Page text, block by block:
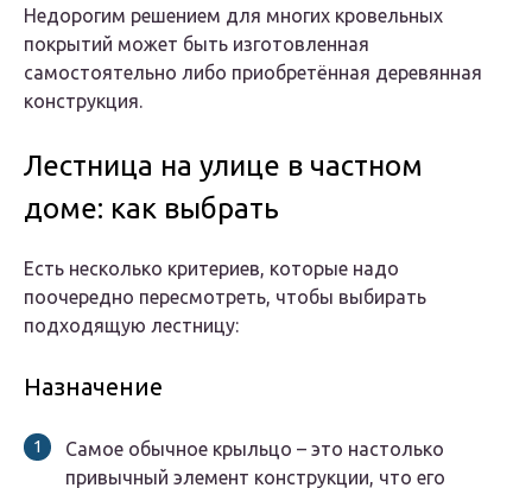
Недорогим решением для многих кровельных
покрытий может быть изготовленная
самостоятельно либо приобретённая деревянная
конструкция.
Лестница на улице в частном
доме: как выбрать
Есть несколько критериев, которые надо
поочередно пересмотреть, чтобы выбирать
подходящую лестницу:
Назначение
Самое обычное крыльцо – это настолько
привычный элемент конструкции, что его